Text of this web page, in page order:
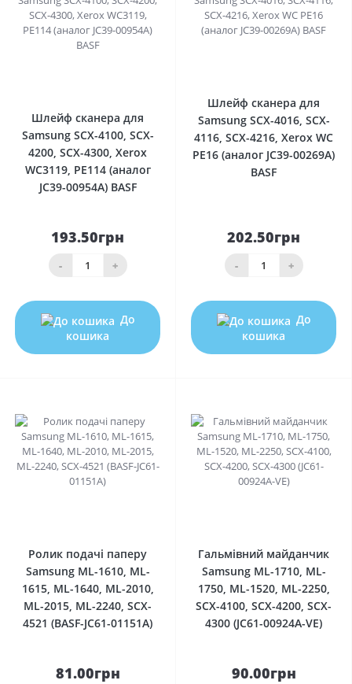
Шлейф сканера для
Samsung SCX-4100, SCX-
4200, SCX-4300, Xerox
WC3119, РE114 (аналог
JC39-00954A) BASF
193.50грн
- +
До
кошика
Шлейф сканера для
Samsung SCX-4016, SCX-
4116, SCX-4216, Xerox WC
РE16 (аналог JC39-00269A)
BASF
202.50грн
- +
До
кошика
Ролик подачі паперу
Samsung ML-1610, ML-
1615, ML-1640, ML-2010,
ML-2015, ML-2240, SCX-
4521 (BASF-JC61-01151A)
81.00грн
Гальмівний майданчик
Samsung ML-1710, ML-
1750, ML-1520, ML-2250,
SCX-4100, SCX-4200, SCX-
4300 (JC61-00924A-VE)
90.00грн